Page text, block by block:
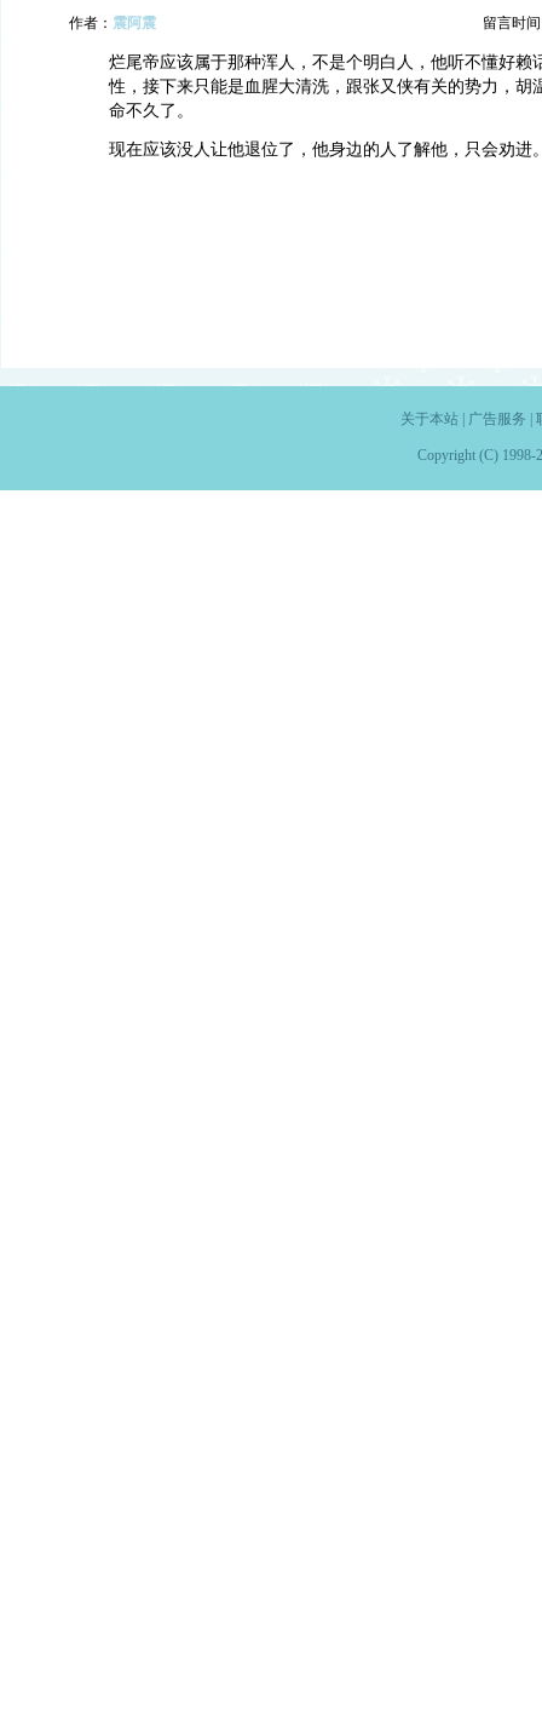
作者： 震阿震 留言时间
烂尾帝应该属于那种浑人，不是个明白人，他听不懂好赖
性，接下来只能是血腥大清洗，跟张又侠有关的势力，胡
命不久了。
现在应该没人让他退位了，他身边的人了解他，只会劝进
关于本站| 广告服务
Copyright (C) 1998-